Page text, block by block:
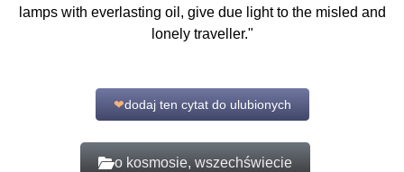
lamps with everlasting oil, give due light to the misled and
lonely traveller."
❤dodaj ten cytat do ulubionych
o kosmosie, wszechświecie